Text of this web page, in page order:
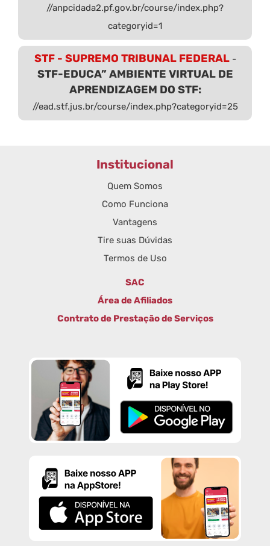
//anpcidada2.pf.gov.br/course/index.php?
categoryid=1
STF - SUPREMO TRIBUNAL FEDERAL-
STF-EDUCA” AMBIENTE VIRTUAL DE
APRENDIZAGEM DO STF:
//ead.stf.jus.br/course/index.php?categoryid=25
Institucional
Quem Somos
Como Funciona
Vantagens
Tire suas Dúvidas
Termos de Uso
SAC
Área de Afiliados
Contrato de Prestação de Serviços